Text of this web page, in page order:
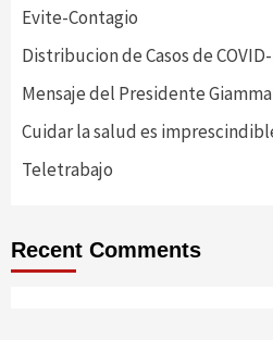
Evite-Contagio
Distribucion de Casos de
Mensaje del Presidente
Cuidar la salud es
Teletrabajo
Recent Comments